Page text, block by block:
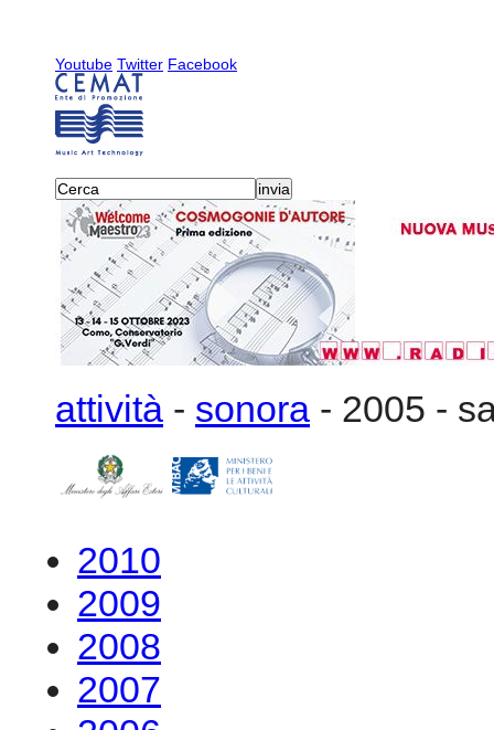
Youtube Twitter Facebook
attività - sonora - 2005 -
2010
2009
2008
2007